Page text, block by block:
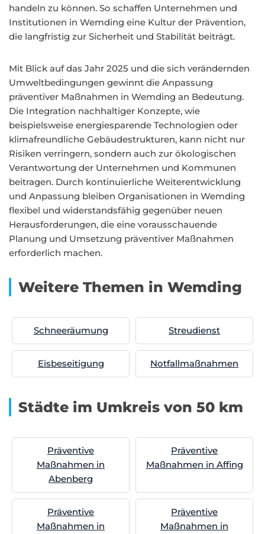
handeln zu können. So schaffen Unternehmen und
Institutionen in Wemding eine Kultur der Prävention,
die langfristig zur Sicherheit und Stabilität beiträgt.
Mit Blick auf das Jahr 2025 und die sich verändernden
Umweltbedingungen gewinnt die Anpassung
präventiver Maßnahmen in Wemding an Bedeutung.
Die Integration nachhaltiger Konzepte, wie
beispielsweise energiesparende Technologien oder
klimafreundliche Gebäudestrukturen, kann nicht nur
Risiken verringern, sondern auch zur ökologischen
Verantwortung der Unternehmen und Kommunen
beitragen. Durch kontinuierliche Weiterentwicklung
und Anpassung bleiben Organisationen in Wemding
flexibel und widerstandsfähig gegenüber neuen
Herausforderungen, die eine vorausschauende
Planung und Umsetzung präventiver Maßnahmen
erforderlich machen.
Weitere Themen in Wemding
Schneeräumung Streudienst
Eisbeseitigung Notfallmaßnahmen
Städte im Umkreis von 50 km
Präventive
Maßnahmen in
Abenberg
Präventive
Maßnahmen in Affing
Präventive
Maßnahmen in
Präventive
Maßnahmen in